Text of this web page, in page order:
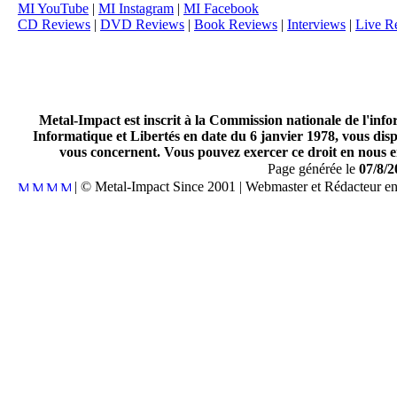
MI YouTube | MI Instagram | MI Facebook
CD Reviews | DVD Reviews | Book Reviews | Interviews | Live
Metal-Impact est inscrit à la Commission nationale de
Informatique et Libertés en date du 6 janvier 1978, vous
vous concernent. Vous pouvez exercer ce droit en
Page générée le 07/8/
| © Metal-Impact Since 2001 | Webmaster et Rédacteur